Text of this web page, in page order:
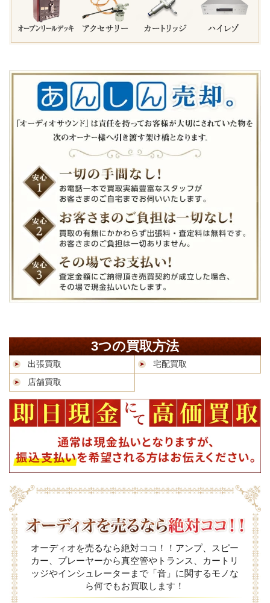
3つの買取方法
出張買取
宅配買取
店舗買取
オーディオを売るなら絶対ココ！！アンプ、スピー
カー、プレーヤーから真空管やトランス、カートリ
ッジやインシュレーターまで「音」に関するモノな
ら何でもお買取します！